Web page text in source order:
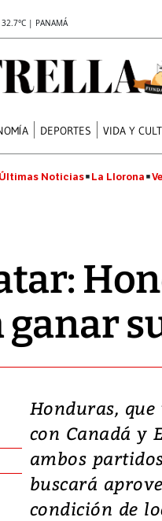
| PANAMÁ
DEPORTES VIDA Y
Últimas Noticias La Llorona
ganar
Honduras,
con Canadá y
ambos
buscará
condición de
Video,
deja
daños